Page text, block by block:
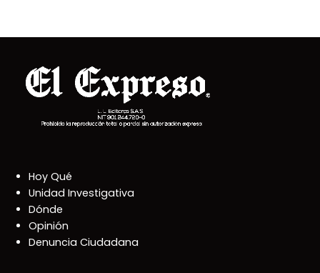
Hoy Qué
Unidad Investigativa
Dónde
Opinión
Denuncia Ciudadana